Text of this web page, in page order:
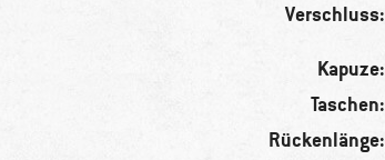
Verschluss:
Kapuze:
Taschen:
Rückenlänge: